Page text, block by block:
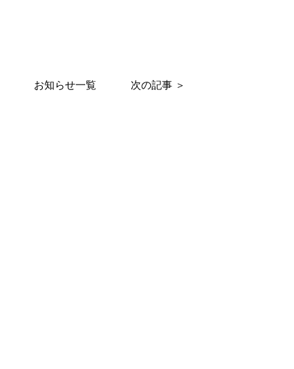
お知らせ一覧 次の記事 ＞